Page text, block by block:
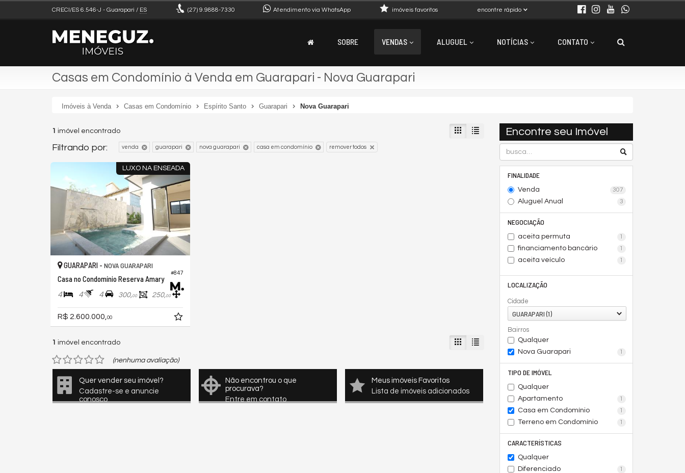
CRECI/ES 6.546-J - Guarapari / ES (27) 9.9888-7330 Atendimento via WhatsApp encontre rápido
imóveis favoritos
SOBRE VENDAS ALUGUEL NOTÍCIAS CONTATO
Casas em Condomínio à Venda em Guarapari - Nova Guarapari
Imóveis à Venda Casas em Condomínio Espírito Santo Guarapari Nova Guarapari
Encontre seu Imóvel
FINALIDADE
Venda 307
Aluguel Anual 3
NEGOCIAÇÃO
aceita permuta 1
financiamento bancário 1
aceita veículo 1
LOCALIZAÇÃO
Cidade
GUARAPARI (1)
Bairros
Qualquer
Nova Guarapari
1
TIPO DE IMÓVEL
Qualquer
Apartamento
1
Casa em Condomínio 1
Terreno em Condomínio 1
CARACTERÍSTICAS
Qualquer
Diferenciado
1
1 imóvel encontrado
Filtrando por: venda guarapari nova guarapari casa em condomínio remover todos
LUXO NA ENSEADA
#847
GUARAPARI - NOVA GUARAPARI
Casa no Condomínio Reserva Amary
4 4 4 300,00 250,00
R$ 2.600.000, 00
1 imóvel encontrado
(nenhuma avaliação)
Quer vender seu imóvel?
Cadastre-se e anuncie
conosco
Não encontrou o que
procurava?
Entre em contato
Meus imóveis Favoritos
Lista de imóveis adicionados